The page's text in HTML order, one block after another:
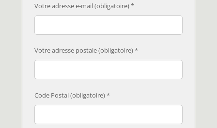
Votre adresse e-mail (obligatoire) *
Votre adresse postale (obligatoire) *
Code Postal (obligatoire) *